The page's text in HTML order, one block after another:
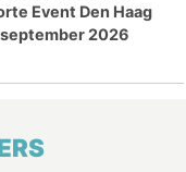
Event Den Haag
2026